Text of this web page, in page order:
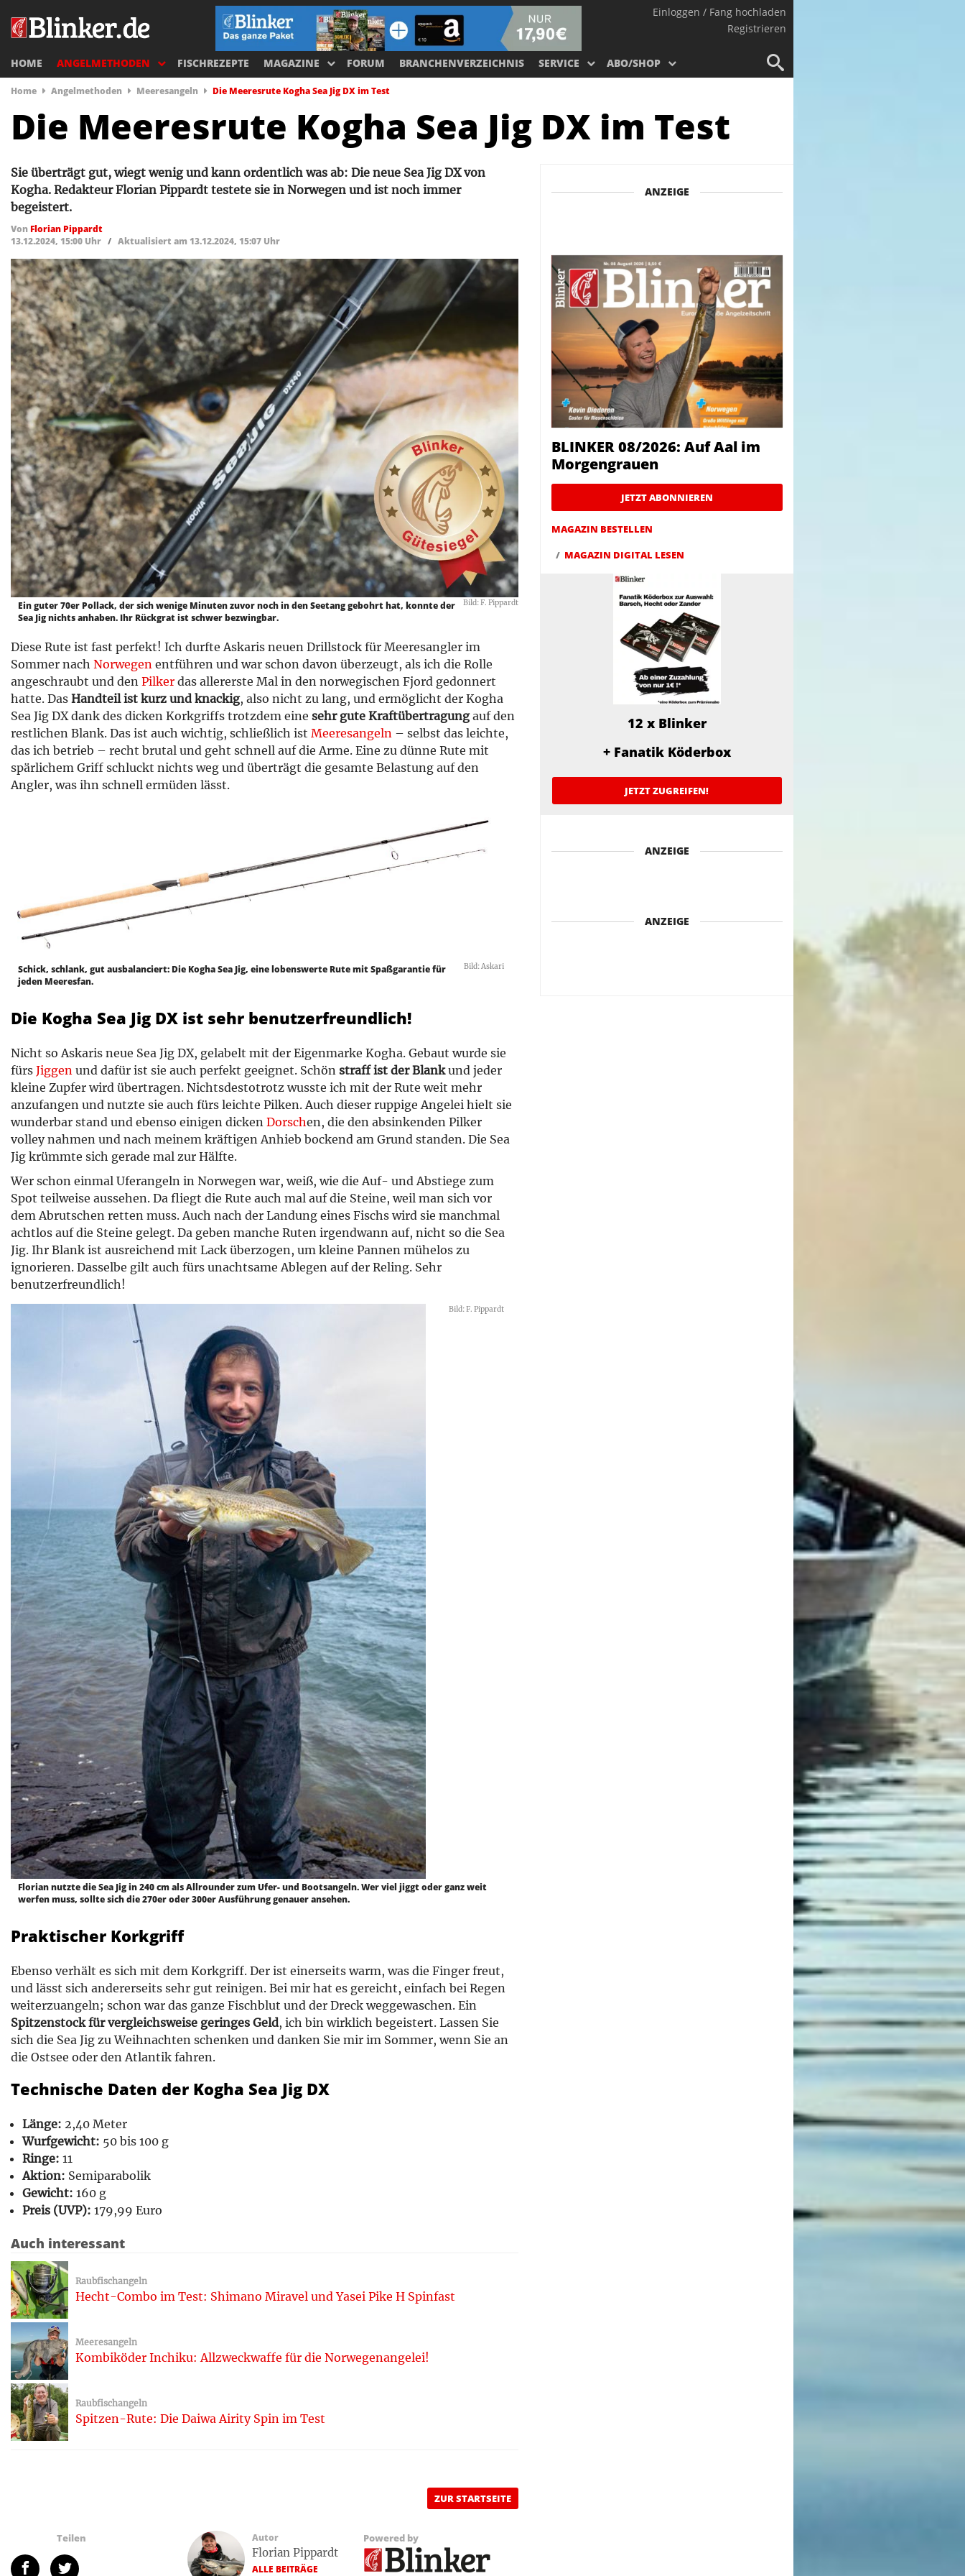
Einloggen / Fang hochladen
Registrieren
HOME ANGELMETHODEN FISCHREZEPTE MAGAZINE FORUM BRANCHENVERZEICHNIS SERVICE ABO/SHOP
Home Angelmethoden Meeresangeln Die Meeresrute Kogha Sea Jig DX im Test
Die Meeresrute Kogha Sea Jig DX im Test
Sie überträgt gut, wiegt wenig und kann ordentlich was ab: Die neue Sea Jig DX von
Kogha. Redakteur Florian Pippardt testete sie in Norwegen und ist noch immer
begeistert.
Von Florian Pippardt
13.12.2024, 15:00 Uhr / Aktualisiert am 13.12.2024, 15:07 Uhr
Bild: F. Pippardt
Ein guter 70er Pollack, der sich wenige Minuten zuvor noch in den Seetang gebohrt hat, konnte der
Sea Jig nichts anhaben. Ihr Rückgrat ist schwer bezwingbar.
Diese Rute ist fast perfekt! Ich durfte Askaris neuen Drillstock für Meeresangler im
Sommer nach Norwegen entführen und war schon davon überzeugt, als ich die Rolle
angeschraubt und den Pilker das allererste Mal in den norwegischen Fjord gedonnert
hatte. Das Handteil ist kurz und knackig, also nicht zu lang, und ermöglicht der Kogha
Sea Jig DX dank des dicken Korkgriffs trotzdem eine sehr gute Kraftübertragungauf den
restlichen Blank. Das ist auch wichtig, schließlich ist Meeresangeln – selbst das leichte,
das ich betrieb – recht brutal und geht schnell auf die Arme. Eine zu dünne Rute mit
spärlichem Griff schluckt nichts weg und überträgt die gesamte Belastung auf den
Angler, was ihn schnell ermüden lässt.
Bild: Askari
Schick, schlank, gut ausbalanciert: Die Kogha Sea Jig, eine lobenswerte Rute mit Spaßgarantie für
jeden Meeresfan.
Die Kogha Sea Jig DX ist sehr benutzerfreundlich!
Nicht so Askaris neue Sea Jig DX, gelabelt mit der Eigenmarke Kogha. Gebaut wurde sie
fürs Jiggen und dafür ist sie auch perfekt geeignet. Schön straff ist der Blankund jeder
kleine Zupfer wird übertragen. Nichtsdestotrotz wusste ich mit der Rute weit mehr
anzufangen und nutzte sie auch fürs leichte Pilken. Auch dieser ruppige Angelei hielt sie
wunderbar stand und ebenso einigen dicken Dorschen, die den absinkenden Pilker
volley nahmen und nach meinem kräftigen Anhieb bockend am Grund standen. Die Sea
Jig krümmte sich gerade mal zur Hälfte.
Wer schon einmal Uferangeln in Norwegen war, weiß, wie die Auf- und Abstiege zum
Spot teilweise aussehen. Da fliegt die Rute auch mal auf die Steine, weil man sich vor
dem Abrutschen retten muss. Auch nach der Landung eines Fischs wird sie manchmal
achtlos auf die Steine gelegt. Da geben manche Ruten irgendwann auf, nicht so die Sea
Jig. Ihr Blank ist ausreichend mit Lack überzogen, um kleine Pannen mühelos zu
ignorieren. Dasselbe gilt auch fürs unachtsame Ablegen auf der Reling. Sehr
benutzerfreundlich!
Bild: F. Pippardt
Florian nutzte die Sea Jig in 240 cm als Allrounder zum Ufer- und Bootsangeln. Wer viel jiggt oder ganz weit
werfen muss, sollte sich die 270er oder 300er Ausführung genauer ansehen.
Praktischer Korkgriff
Ebenso verhält es sich mit dem Korkgriff. Der ist einerseits warm, was die Finger freut,
und lässt sich andererseits sehr gut reinigen. Bei mir hat es gereicht, einfach bei Regen
weiterzuangeln; schon war das ganze Fischblut und der Dreck weggewaschen. Ein
Spitzenstock für vergleichsweise geringes Geld, ich bin wirklich begeistert. Lassen Sie
sich die Sea Jig zu Weihnachten schenken und danken Sie mir im Sommer, wenn Sie an
die Ostsee oder den Atlantik fahren.
Technische Daten der Kogha Sea Jig DX
Länge: 2,40 Meter
Wurfgewicht: 50 bis 100 g
Ringe: 11
Aktion: Semiparabolik
Gewicht: 160 g
Preis (UVP): 179,99 Euro
Auch interessant
Raubfischangeln
Hecht-Combo im Test: Shimano Miravel und Yasei Pike H Spinfast
Meeresangeln
Kombiköder Inchiku: Allzweckwaffe für die Norwegenangelei!
Raubfischangeln
Spitzen-Rute: Die Daiwa Airity Spin im Test
ZUR STARTSEITE
Teilen Autor
Florian Pippardt
ALLE BEITRÄGE
Powered by
ANZEIGE
BLINKER 08/2026: Auf Aal im
Morgengrauen
JETZT ABONNIEREN
MAGAZIN BESTELLEN
MAGAZIN DIGITAL LESEN
12 x Blinker
+ Fanatik Köderbox
JETZT ZUGREIFEN!
ANZEIGE
ANZEIGE